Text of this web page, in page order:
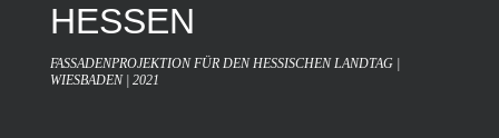
HESSEN
FASSADENPROJEKTION FÜR DEN HESSISCHEN LANDTAG |
WIESBADEN | 2021